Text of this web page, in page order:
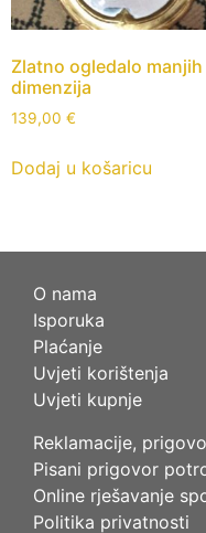
Zlatno ogledalo manjih
dimenzija
139,00 €
Dodaj u košaricu
O nama
Isporuka
Plaćanje
Uvjeti korištenja
Uvjeti kupnje
Reklamacije,
Pisani prigovor
Online rješavanje
Politika privatnosti